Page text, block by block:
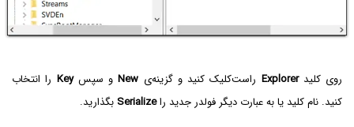
روی کلیدExplorer راست‌کلیک کنید و گزینه‌ی Newو سپسKey را انتخاب
کنید. نام کلید یا به عبارت دیگر فولدر جدید راSerialize بگذارید.